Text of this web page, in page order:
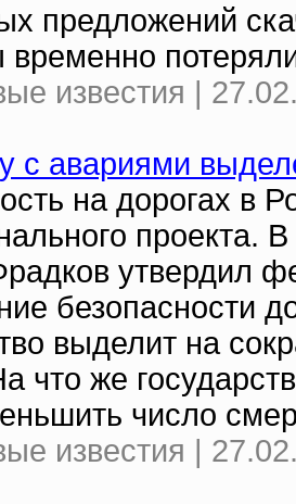
предложений
известия |
с авариями
на дорогах в
проекта.
утвердил
безопасности
выделит на
что же
число
известия |